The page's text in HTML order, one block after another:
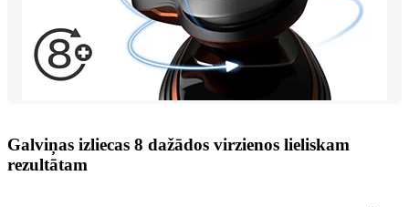
Galviņas izliecas 8 dažādos virzienos lieliskam
rezultātam